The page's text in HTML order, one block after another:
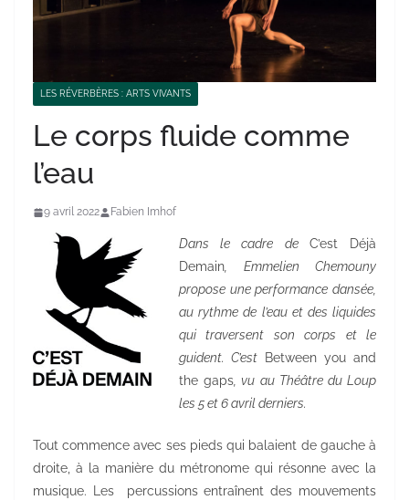
LES RÉVERBÈRES : ARTS VIVANTS
Le corps fluide comme
l’eau
9 avril 2022 Fabien Imhof
Dans le cadre de C’est Déjà
Demain , Emmelien Chemouny
propose une performance dansée,
au rythme de l’eau et des liquides
qui traversent son corps et le
guident. C’est
Between you and
the gaps , vu au Théâtre du Loup
les 5 et 6 avril derniers.
Tout commence avec ses pieds qui balaient de gauche à
droite, à la manière du métronome qui résonne avec la
musique. Les percussions entraînent des mouvements